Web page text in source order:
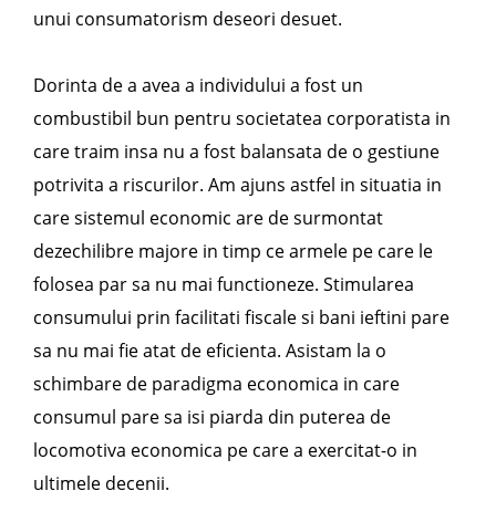
unui consumatorism deseori desuet.
Dorinta de a avea a individului a fost un
combustibil bun pentru societatea corporatista in
care traim insa nu a fost balansata de o gestiune
potrivita a riscurilor. Am ajuns astfel in situatia in
care sistemul economic are de surmontat
dezechilibre majore in timp ce armele pe care le
folosea par sa nu mai functioneze. Stimularea
consumului prin facilitati fiscale si bani ieftini pare
sa nu mai fie atat de eficienta. Asistam la o
schimbare de paradigma economica in care
consumul pare sa isi piarda din puterea de
locomotiva economica pe care a exercitat-o in
ultimele decenii.